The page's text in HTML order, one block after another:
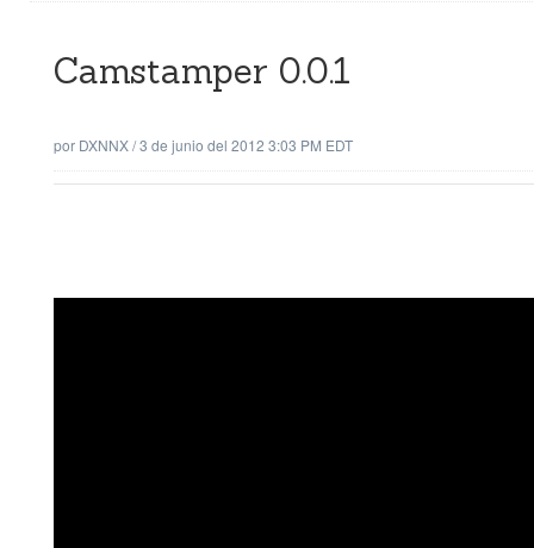
Camstamper 0.0.1
por DXNNX/3 de junio del 2012 3:03 PM EDT